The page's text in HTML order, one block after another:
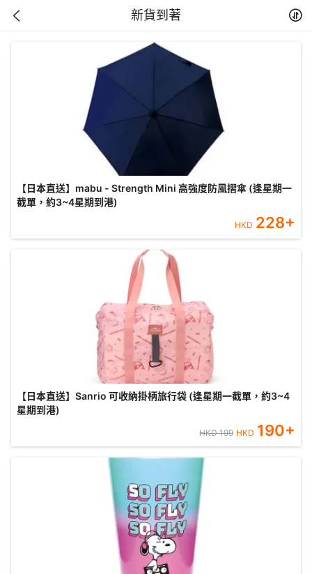
新貨到著
【日本直送】mabu - Strength Mini 高強度防風摺傘 (逢星期一
截單，約3~4星期到港)
HKD 228+
【日本直送】Sanrio 可收納掛柄旅行袋 (逢星期一截單，約3~4
星期到港)
HKD199 HKD 190+